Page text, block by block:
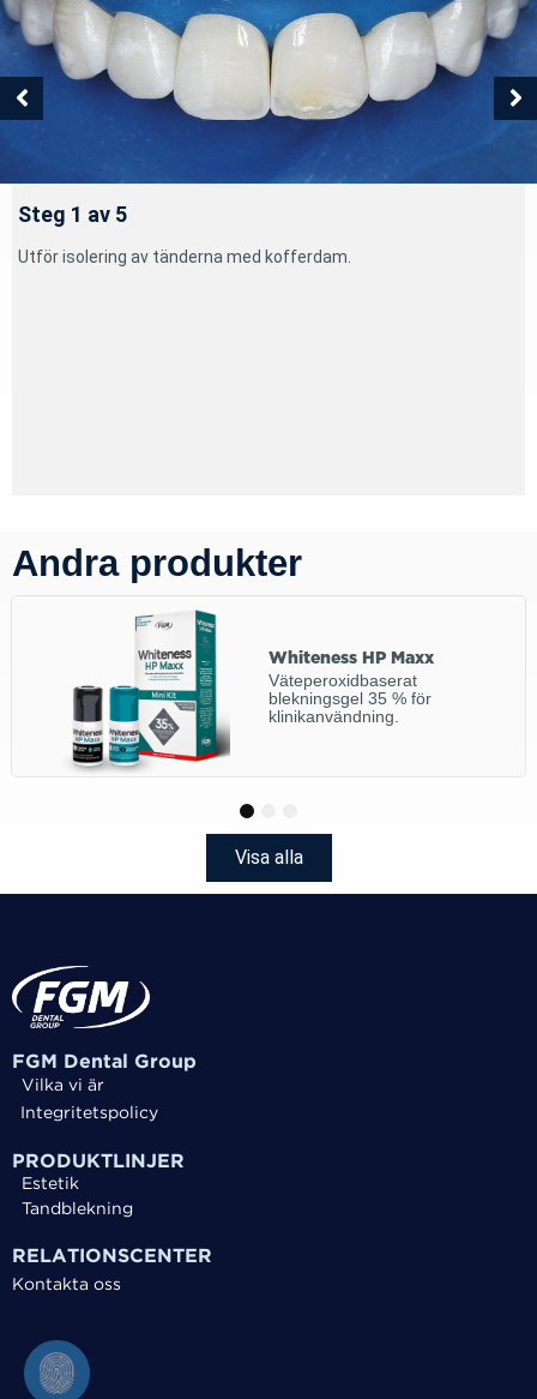
Steg 1 av 5
Utför isolering av tänderna med kofferdam.
Andra produkter
Whiteness HP Maxx
Väteperoxidbaserat
blekningsgel 35 % för
klinikanvändning.
Visa alla
FGM Dental Group
Vilka vi är
Integritetspolicy
PRODUKTLINJER
Estetik
Tandblekning
RELATIONSCENTER
Kontakta oss